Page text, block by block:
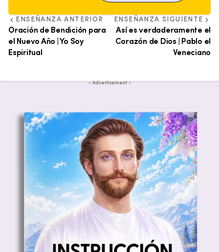
ENSEÑANZA ANTERIOR
Oración de Bendición para
el Nuevo Año | Yo Soy
Espiritual
ENSEÑANZA SIGUIENTE
Así es verdaderamente el
Corazón de Dios | Pablo el
Veneciano
- Advertisement -